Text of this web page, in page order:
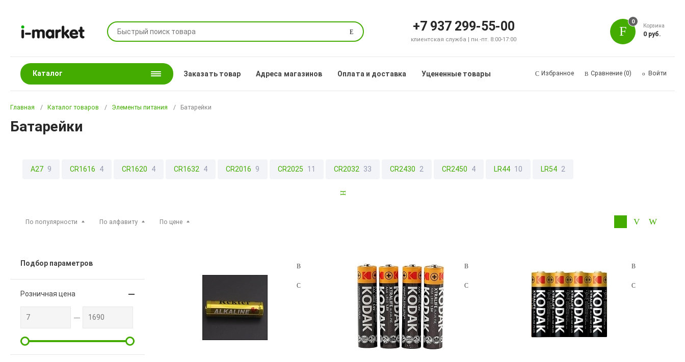
Поиск +7 937 299-55-00
клиентская служба | пн.-пт. 8:00-17:00
0
Корзина
0 руб.
Каталог Заказать товар Адреса магазинов Оплата и доставка Уцененные товары Избранное Сравнение (0) Войти
Главная Каталог товаров Элементы питания Батарейки
Батарейки
A27 9 CR1616 4 CR1620 4 CR1632 4 CR2016 9 CR2025 11 CR2032 33 CR2430 2 CR2450 4 LR44 10 LR54 2
Мизинчиковые AAA (R-03,LR-03)
По популярности По алфавиту По цене
Подбор параметров
Розничная цена